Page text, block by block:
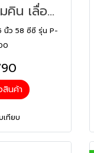
PUMPKIN พัมคิน เลื่อยยนต์ 11.5 นิ้ว 58 ซีซี รุ่น P-S5800 (44330)
นิ้ว 58 ซีซี รุ่น P-
นค้า
เทียบ